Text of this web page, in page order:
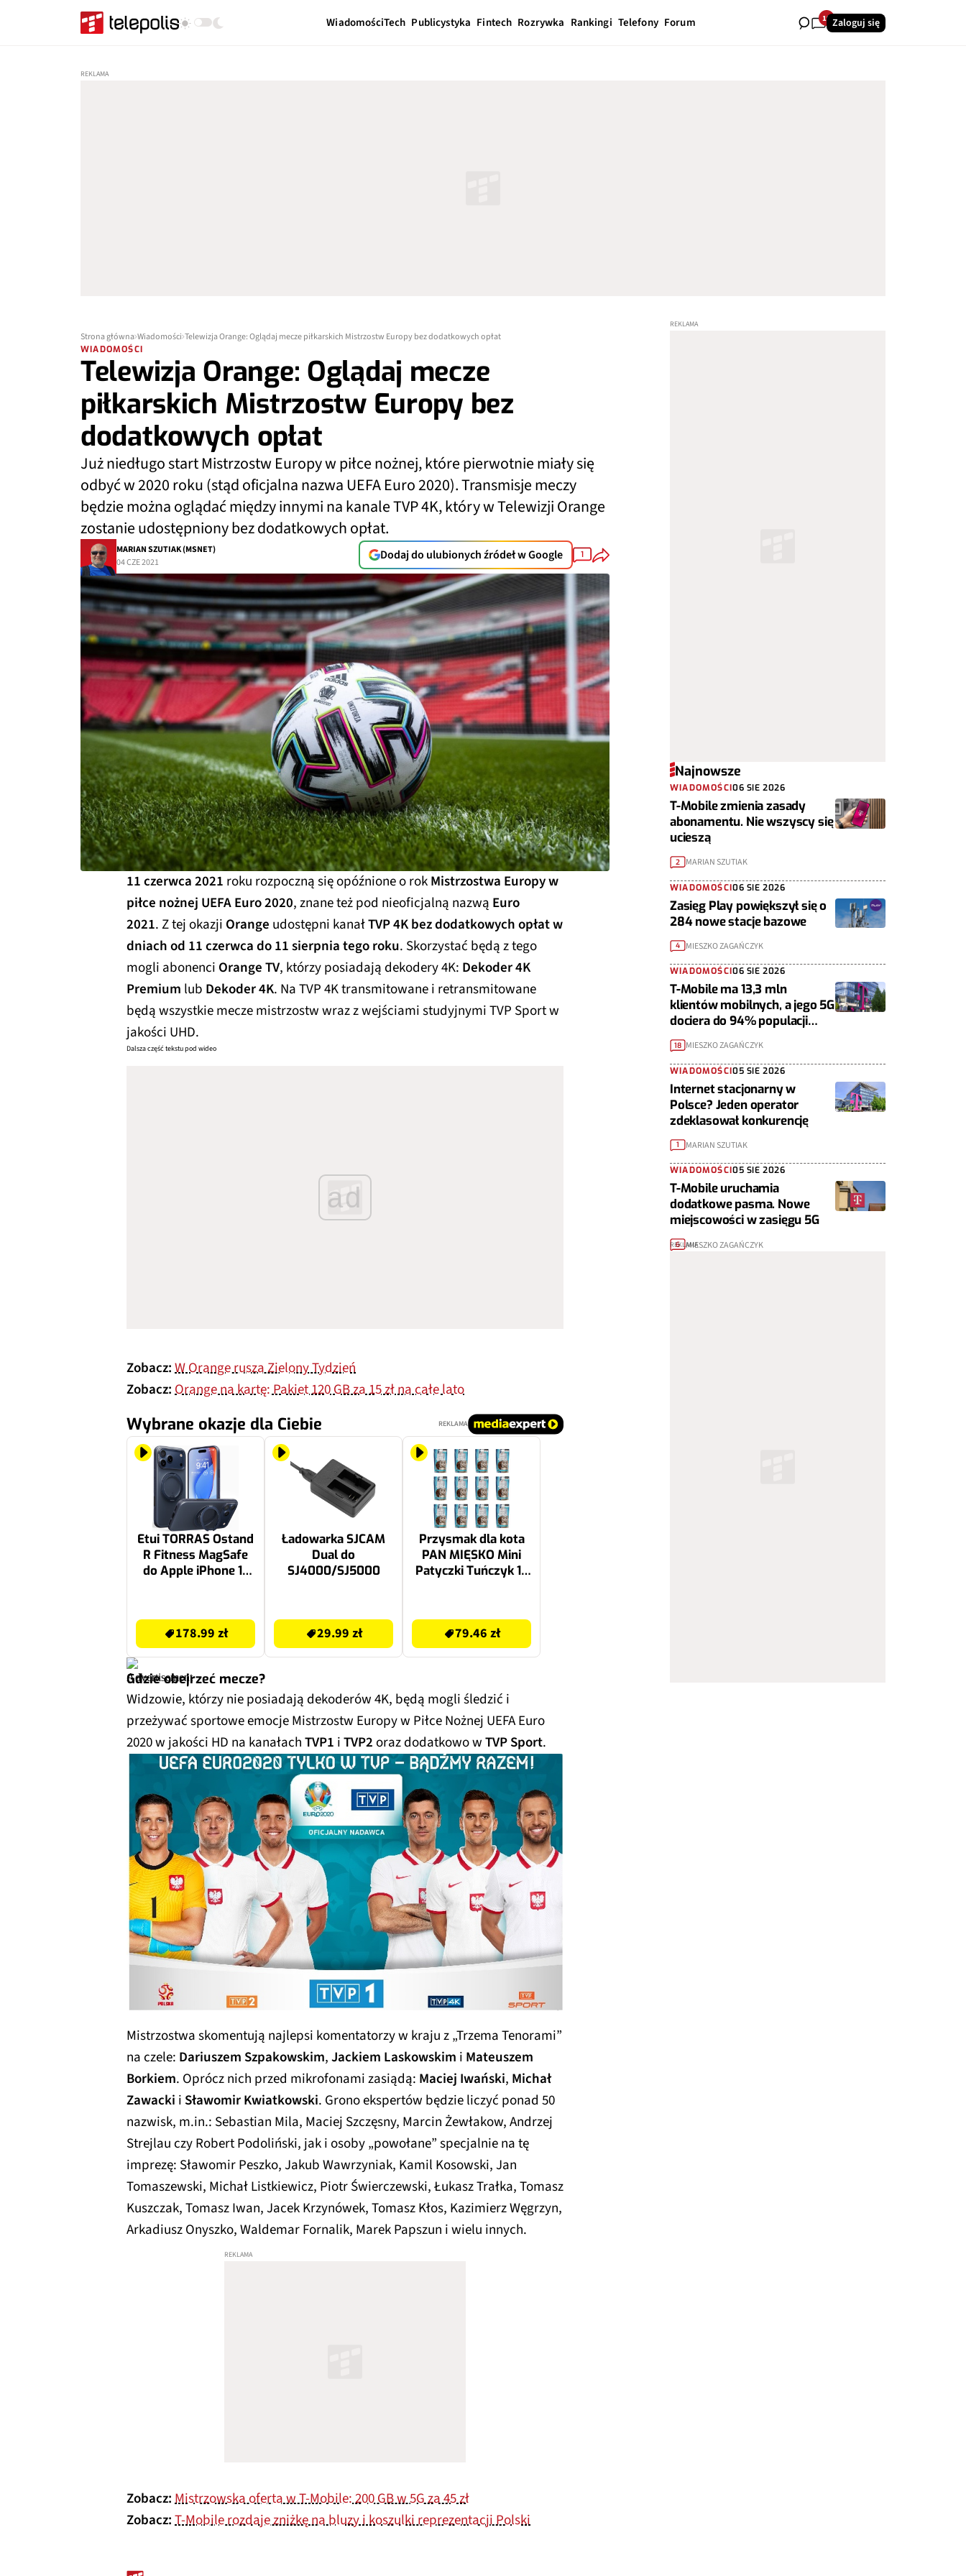
WiadomościTech Publicystyka Fintech Rozrywka Rankingi Telefony Forum 19Zaloguj się
Strona główna Wiadomości Telewizja Orange: Oglądaj mecze piłkarskich Mistrzostw Europy bez dodatkowych opłat
WIADOMOŚCI
Telewizja Orange: Oglądaj mecze
piłkarskich Mistrzostw Europy bez
dodatkowych opłat
Już niedługo start Mistrzostw Europy w piłce nożnej, które pierwotnie miały się
odbyć w 2020 roku (stąd oficjalna nazwa UEFA Euro 2020). Transmisje meczy
będzie można oglądać między innymi na kanale TVP 4K, który w Telewizji Orange
zostanie udostępniony bez dodatkowych opłat.
MARIAN SZUTIAK (MSNET)
04 CZE 2021
Dodaj do ulubionych źródeł w Google 1
11 czerwca 2021 roku rozpoczną się opóźnione o rokMistrzostwa Europy w
piłce nożnej UEFA Euro 2020, znane też pod nieoficjalną nazwą Euro
2021. Z tej okazji Orange udostępni kanałTVP 4K bez dodatkowych opłat w
dniach od 11 czerwca do 11 sierpnia tego roku. Skorzystać będą z tego
mogli abonenci Orange TV, którzy posiadają dekodery 4K: Dekoder 4K
Premium lub Dekoder 4K. Na TVP 4K transmitowane i retransmitowane
będą wszystkie mecze mistrzostw wraz z wejściami studyjnymi TVP Sport w
jakości UHD.
Dalsza część tekstu pod wideo
ad
Zobacz:W Orange rusza Zielony Tydzień
Zobacz:Orange na kartę: Pakiet 120 GB za 15 zł na całe lato
Wybrane okazje dla Ciebie REKLAMA
Etui TORRAS Ostand
R Fitness MagSafe
do Apple iPhone 17
178.99 zł
Ładowarka SJCAM
Dual do
SJ4000/SJ5000
29.99 zł
Przysmak dla kota
PAN MIĘSKO Mini
Patyczki Tuńczyk 12
79.46 zł
Gdzie obejrzeć mecze?
Widzowie, którzy nie posiadają dekoderów 4K, będą mogli śledzić i
przeżywać sportowe emocje Mistrzostw Europy w Piłce Nożnej UEFA Euro
2020 w jakości HD na kanałachTVP1 iTVP2oraz dodatkowo wTVP Sport.
Mistrzostwa skomentują najlepsi komentatorzy w kraju z „Trzema Tenorami”
na czele: Dariuszem Szpakowskim,Jackiem Laskowskim i Mateuszem
Borkiem. Oprócz nich przed mikrofonami zasiądą: Maciej Iwański, Michał
Zawacki i Sławomir Kwiatkowski. Grono ekspertów będzie liczyć ponad 50
nazwisk, m.in.: Sebastian Mila, Maciej Szczęsny, Marcin Żewłakow, Andrzej
Strejlau czy Robert Podoliński, jak i osoby „powołane” specjalnie na tę
imprezę: Sławomir Peszko, Jakub Wawrzyniak, Kamil Kosowski, Jan
Tomaszewski, Michał Listkiewicz, Piotr Świerczewski, Łukasz Trałka, Tomasz
Kuszczak, Tomasz Iwan, Jacek Krzynówek, Tomasz Kłos, Kazimierz Węgrzyn,
Arkadiusz Onyszko, Waldemar Fornalik, Marek Papszun i wielu innych.
Zobacz:Mistrzowska oferta w T-Mobile: 200 GB w 5G za 45 zł
Zobacz:T-Mobile rozdaje zniżkę na bluzy i koszulki reprezentacji Polski
Najnowsze
WIADOMOŚCI06 SIE 2026
T-Mobile zmienia zasady
abonamentu. Nie wszyscy się
ucieszą
2 MARIAN SZUTIAK
WIADOMOŚCI06 SIE 2026
Zasięg Play powiększył się o
284 nowe stacje bazowe
4 MIESZKO ZAGAŃCZYK
WIADOMOŚCI06 SIE 2026
T-Mobile ma 13,3 mln
klientów mobilnych, a jego 5G
dociera do 94% populacji
Polski
18 MIESZKO ZAGAŃCZYK
WIADOMOŚCI05 SIE 2026
Internet stacjonarny w
Polsce? Jeden operator
zdeklasował konkurencję
1 MARIAN SZUTIAK
WIADOMOŚCI05 SIE 2026
T-Mobile uruchamia
dodatkowe pasma. Nowe
miejscowości w zasięgu 5G
6 MIESZKO ZAGAŃCZYK